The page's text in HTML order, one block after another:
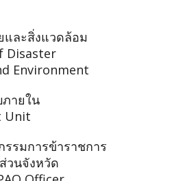
ละสิ่งแวดล้อม
Disaster
Environment
ายใน
Unit
รมการข้าราชการ
วนจังหวัด